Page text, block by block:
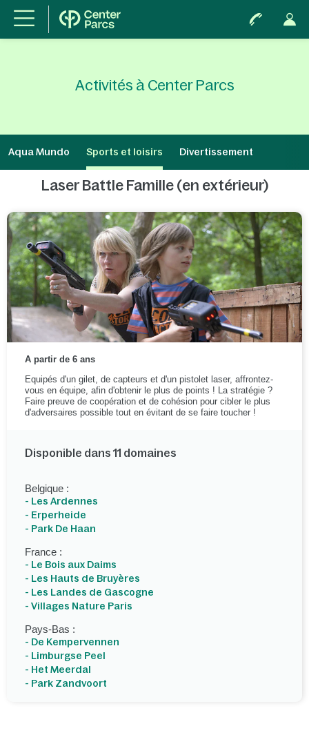
Activités à Center Parcs
Aqua Mundo Sports et loisirs Divertissement
Laser Battle Famille (en extérieur)
A partir de 6 ans
Equipés d'un gilet, de capteurs et d'un pistolet laser, affrontez-
vous en équipe, afin d'obtenir le plus de points ! La stratégie ?
Faire preuve de coopération et de cohésion pour cibler le plus
d'adversaires possible tout en évitant de se faire toucher !
Disponible dans 11 domaines
Belgique :
- Les Ardennes
- Erperheide
- Park De Haan
France :
- Le Bois aux Daims
- Les Hauts de Bruyères
- Les Landes de Gascogne
- Villages Nature Paris
Pays-Bas :
- De Kempervennen
- Limburgse Peel
- Het Meerdal
- Park Zandvoort